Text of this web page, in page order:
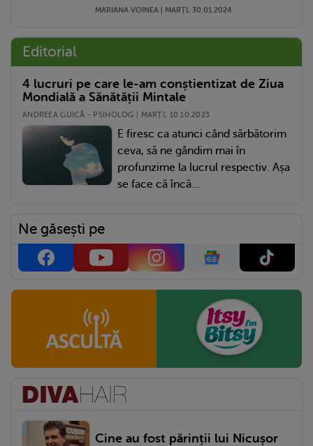
MARIANA VOINEA | MARŢI, 30.01.2024
Editorial
4 lucruri pe care le-am conștientizat de Ziua
Mondială a Sănătății Mintale
ANDREEA GUICĂ - PSIHOLOG | MARŢI, 10.10.2023
E firesc ca atunci când sărbătorim
ceva, să ne gândim mai în
profunzime la lucrul respectiv. Așa
se face că încă...
Ne găsești pe
Cine au fost părinții lui Nicușor